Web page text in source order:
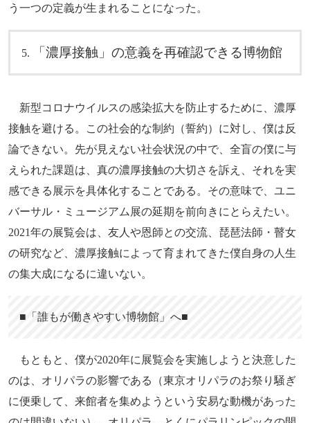
う一つの定義が生まれることになった。
「濃厚接触」の意義を再確認できる博物館
新型コロナウイルスの感染拡大を防止するために、濃厚
接触を避ける。この社会的な制約（誓約）に対し、僕は反
論できない。先が見えない社会状況の中で、全盲の僕に与
えられた課題は、真の濃厚接触の大切さを訴え、それを実
感できる展示を具体化することである。その意味で、ユニ
バーサル・ミュージアム展の延期を前向きにとらえたい。
2021年の展覧会は、友人や恩師との交流、琵琶法師・瞽女
の研究など、濃厚接触によって育まれてきた僕自身の人生
の集大成になるに違いない。
■「誰もが働きやすい博物館」へ■
もともと、僕が2020年に展覧会を実施しようと決意した
のは、オリパラの影響である（東京オリパラのお祭り騒ぎ
に便乗して、来館者を集めようという安易な動機があった